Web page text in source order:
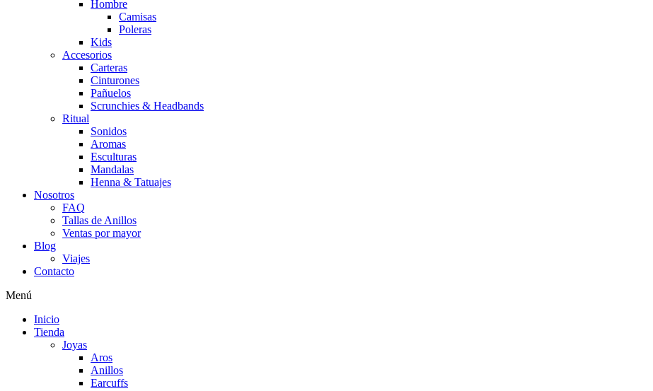
Hombre
Camisas
Poleras
Kids
Accesorios
Carteras
Cinturones
Pañuelos
Scrunchies & Headbands
Ritual
Sonidos
Aromas
Esculturas
Mandalas
Henna & Tatuajes
Nosotros
FAQ
Tallas de Anillos
Ventas por mayor
Blog
Viajes
Contacto
Menú
Inicio
Tienda
Joyas
Aros
Anillos
Earcuffs